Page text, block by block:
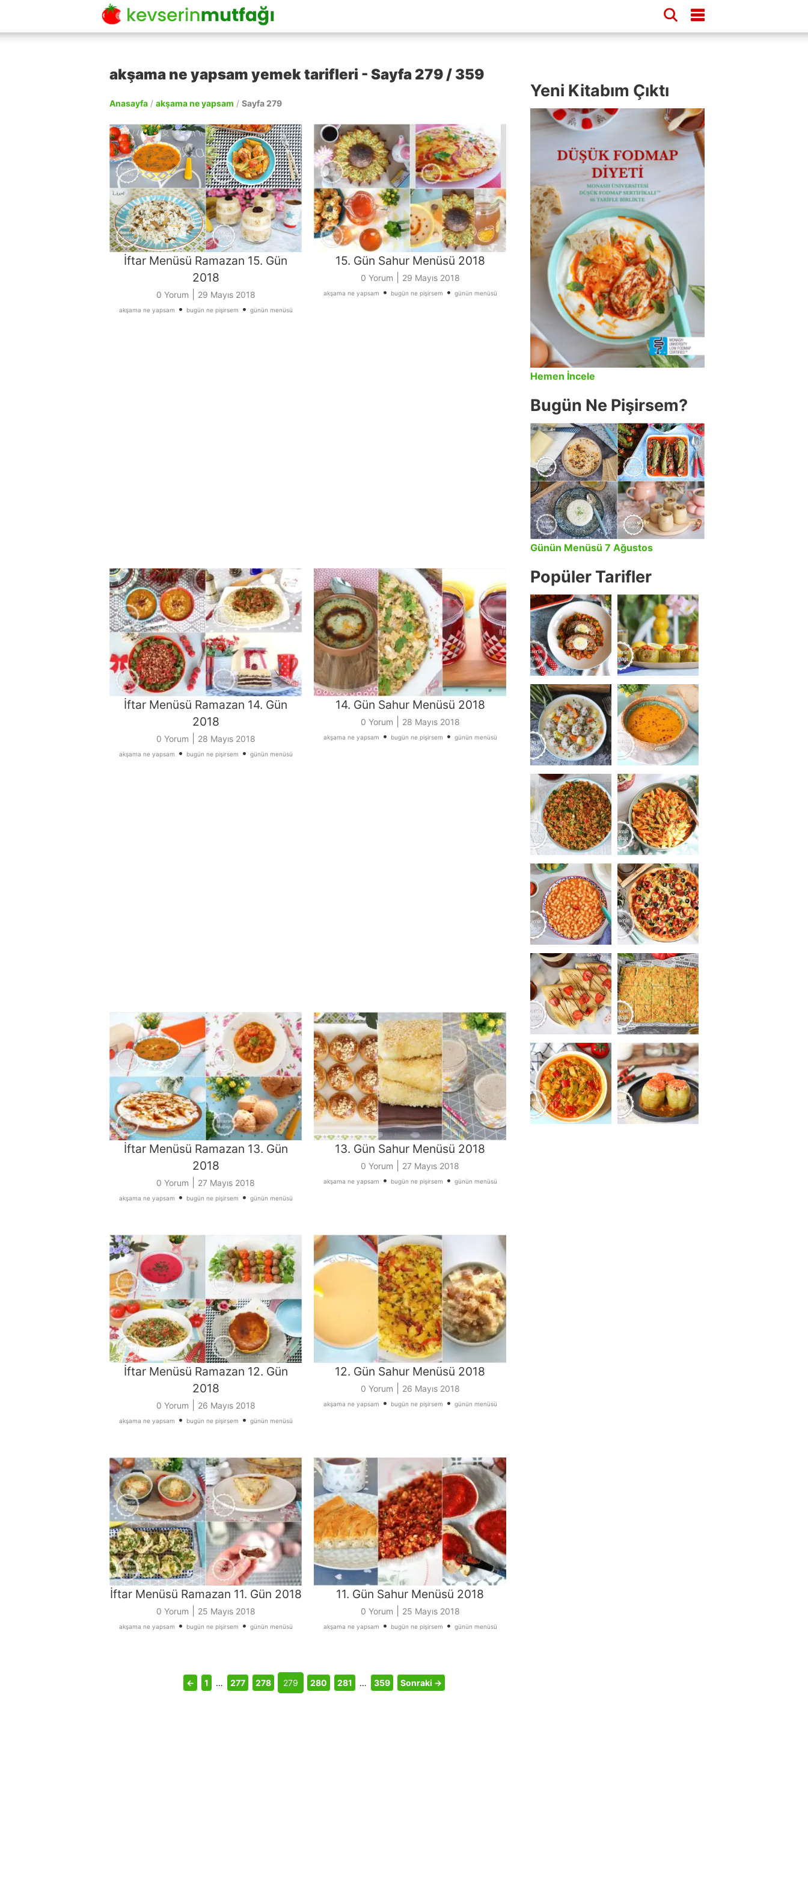
akşama ne yapsam yemek tarifleri - Sayfa 279 / 359
Anasayfa / akşama ne yapsam / Sayfa 279
İftar Menüsü Ramazan 15. Gün
2018
0 Yorum 29 Mayıs 2018
akşama ne yapsam • bugün ne pişirsem • günün menüsü
15. Gün Sahur Menüsü 2018
0 Yorum 29 Mayıs 2018
akşama ne yapsam • bugün ne pişirsem • günün menüsü
İftar Menüsü Ramazan 14. Gün
2018
0 Yorum 28 Mayıs 2018
akşama ne yapsam • bugün ne pişirsem • günün menüsü
14. Gün Sahur Menüsü 2018
0 Yorum 28 Mayıs 2018
akşama ne yapsam • bugün ne pişirsem • günün menüsü
İftar Menüsü Ramazan 13. Gün
2018
0 Yorum 27 Mayıs 2018
akşama ne yapsam • bugün ne pişirsem • günün menüsü
13. Gün Sahur Menüsü 2018
0 Yorum 27 Mayıs 2018
akşama ne yapsam • bugün ne pişirsem • günün menüsü
İftar Menüsü Ramazan 12. Gün
2018
0 Yorum 26 Mayıs 2018
akşama ne yapsam • bugün ne pişirsem • günün menüsü
12. Gün Sahur Menüsü 2018
0 Yorum 26 Mayıs 2018
akşama ne yapsam • bugün ne pişirsem • günün menüsü
İftar Menüsü Ramazan 11. Gün 2018
0 Yorum 25 Mayıs 2018
akşama ne yapsam • bugün ne pişirsem • günün menüsü
11. Gün Sahur Menüsü 2018
0 Yorum 25 Mayıs 2018
akşama ne yapsam • bugün ne pişirsem • günün menüsü
← 1 … 277 278 279 280 281 … 359 Sonraki →
Yeni Kitabım Çıktı
Hemen İncele
Bugün Ne Pişirsem?
Günün Menüsü 7 Ağustos
Popüler Tarifler